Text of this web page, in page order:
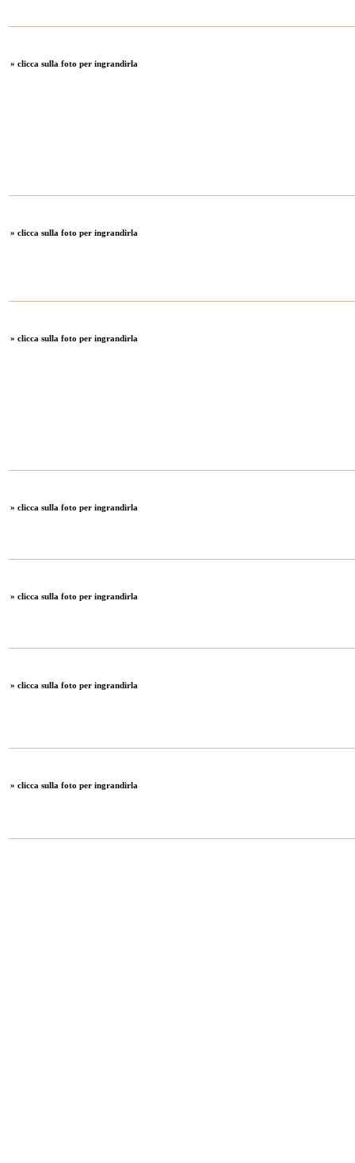
» clicca sulla foto per ingrandirla
» clicca sulla foto per ingrandirla
» clicca sulla foto per ingrandirla
» clicca sulla foto per ingrandirla
» clicca sulla foto per ingrandirla
» clicca sulla foto per ingrandirla
» clicca sulla foto per ingrandirla